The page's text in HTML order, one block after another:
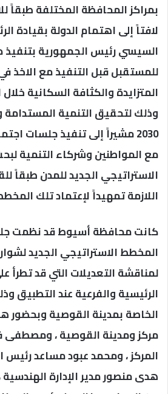
بمراكز المحافظة المختلفة طبقاً
لافتاً إلى اهتمام الدولة بقيادة
السيسي رئيس الجمهورية
للمستقبل قبل التنفيذ مع الاخذ في
المتزايدة والكثافة السكانية
وذلك لتحقيق التنمية المستدامة
2030 مشيراً إلى تنفيذ جلسات
مع المواطنين وشركاء التنمية
الاستراتيجي الجديد للمدن طبقاً
اللازمة تمهيداً لإعتماد تلك
كانت محافظة أسيوط قد نظمت
المخطط الاستراتيجي الجديد
لمناقشة التعديلات التي قد تطرأ
الرئيسية والفرعية عند التطبيق
الخاصة بمدينة القوصية
مركز ومدينة القوصية ،
المركز ، ومحمد عبود مساعد رئيس
هدى منصور مدير الإدارة الهندسية